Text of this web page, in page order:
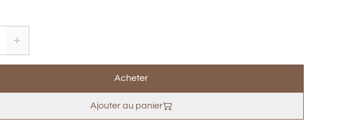
Acheter
Ajouter au panier